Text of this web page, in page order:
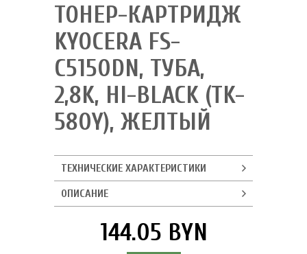
ТОНЕР-КАРТРИДЖ
KYOCERA FS-
C5150DN, ТУБА,
2,8K, HI-BLACK (TK-
580Y), ЖЕЛТЫЙ
ТЕХНИЧЕСКИЕ ХАРАКТЕРИСТИКИ
ОПИСАНИЕ
144.05 BYN